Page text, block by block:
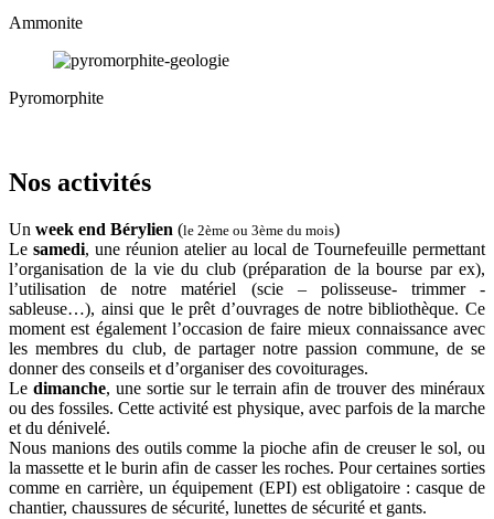
Ammonite
Pyromorphite
Nos activités
Un week end Bérylien (le 2ème ou 3ème du mois)
Le samedi, une réunion atelier au local de Tournefeuille permettant
l’organisation de la vie du club (préparation de la bourse par ex),
l’utilisation de notre matériel (scie – polisseuse- trimmer -
sableuse…), ainsi que le prêt d’ouvrages de notre bibliothèque. Ce
moment est également l’occasion de faire mieux connaissance avec
les membres du club, de partager notre passion commune, de se
donner des conseils et d’organiser des covoiturages.
Le dimanche, une sortie sur le terrain afin de trouver des minéraux
ou des fossiles. Cette activité est physique, avec parfois de la marche
et du dénivelé.
Nous manions des outils comme la pioche afin de creuser le sol, ou
la massette et le burin afin de casser les roches. Pour certaines sorties
comme en carrière, un équipement (EPI) est obligatoire : casque de
chantier, chaussures de sécurité, lunettes de sécurité et gants.